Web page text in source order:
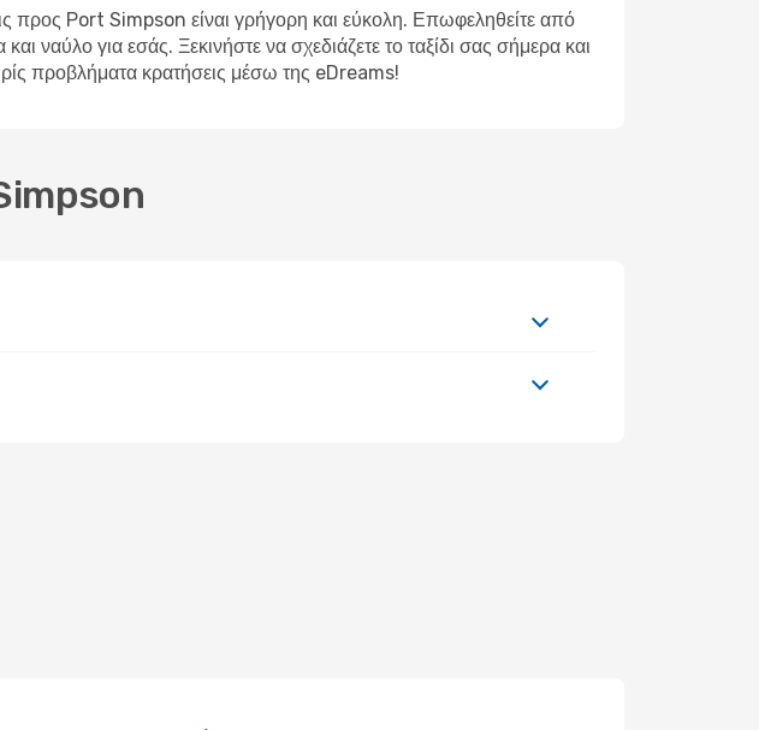
προς Port Simpson είναι γρήγορη και εύκολη. Επωφεληθείτε από
ναύλο για εσάς. Ξεκινήστε να σχεδιάζετε το ταξίδι σας σήμερα και
προβλήματα κρατήσεις μέσω της eDreams!